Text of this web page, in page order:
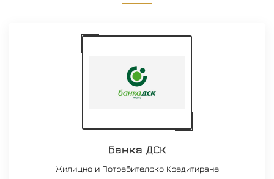
Банка ДСК
Жилищно и Потребителско Кредитиране